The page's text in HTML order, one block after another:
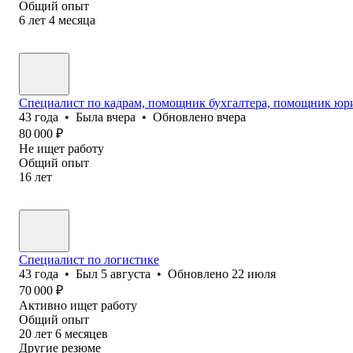
Общий опыт
6 лет 4 месяца
Специалист по кадрам, помощник бухгалтера, помощник
43 года • Была вчера • Обновлено вчера
80 000 ₽
Не ищет работу
Общий опыт
16 лет
Специалист по логистике
43 года • Был 5 августа • Обновлено 22 июля
70 000 ₽
Активно ищет работу
Общий опыт
20 лет 6 месяцев
Другие резюме